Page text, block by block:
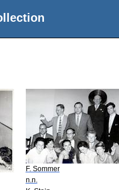
F. Sommer
n.n.